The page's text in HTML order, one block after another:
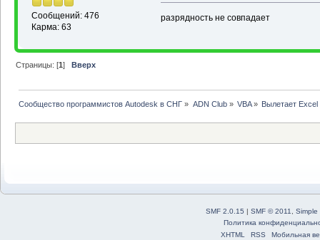
Сообщений: 476
Карма: 63
разрядность не совпадает
Страницы: [1]Вверх
Сообщество программистов Autodesk в СНГ » ADN Club» VBA» Вылетает
SMF 2.0.15 | SMF © 2011
Simple
Политика
XHTML
RSS Мобильная